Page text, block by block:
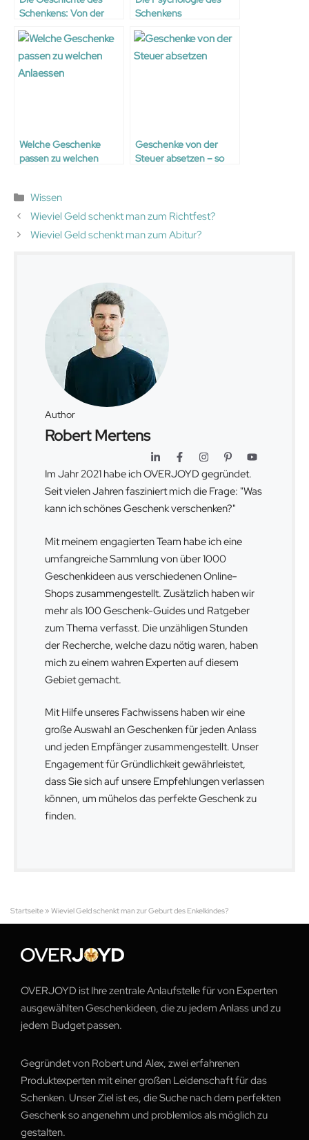
Schenkens: Von der
Schenkens
Welche Geschenke
passen zu welchen
Geschenke von der
Steuer absetzen – so
Kategorien
Wissen
Wieviel Geld schenkt man zum Richtfest?
Wieviel Geld schenkt man zum Abitur?
Author
Robert Mertens
Im Jahr 2021 habe ich OVERJOYD gegründet.
Seit vielen Jahren fasziniert mich die Frage: "Was
kann ich schönes Geschenk verschenken?"
Mit meinem engagierten Team habe ich eine
umfangreiche Sammlung von über 1000
Geschenkideen aus verschiedenen Online-
Shops zusammengestellt. Zusätzlich haben wir
mehr als 100 Geschenk-Guides und Ratgeber
zum Thema verfasst. Die unzähligen Stunden
der Recherche, welche dazu nötig waren, haben
mich zu einem wahren Experten auf diesem
Gebiet gemacht.
Mit Hilfe unseres Fachwissens haben wir eine
große Auswahl an Geschenken für jeden Anlass
und jeden Empfänger zusammengestellt. Unser
Engagement für Gründlichkeit gewährleistet,
dass Sie sich auf unsere Empfehlungen verlassen
können, um mühelos das perfekte Geschenk zu
finden.
Startseite » Wieviel Geld schenkt man zur Geburt des Enkelkindes?
OVERJOYD ist Ihre zentrale Anlaufstelle für von Experten
ausgewählten Geschenkideen, die zu jedem Anlass und zu
jedem Budget passen.
Gegründet von Robert und Alex, zwei erfahrenen
Produktexperten mit einer großen Leidenschaft für das
Schenken. Unser Ziel ist es, die Suche nach dem perfekten
Geschenk so angenehm und problemlos als möglich zu
gestalten.